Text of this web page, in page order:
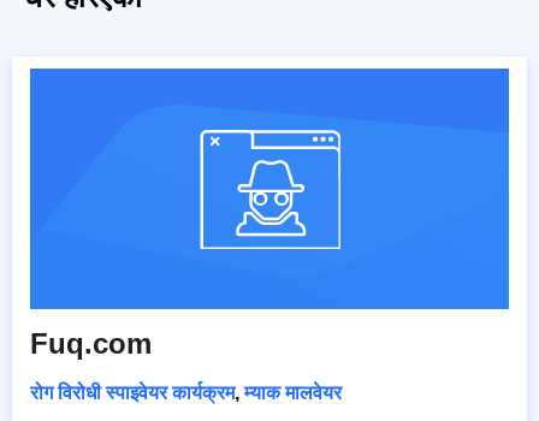
Fuq.com
रोग विरोधी स्पाइवेयर कार्यक्रम,म्याक मालवेयर